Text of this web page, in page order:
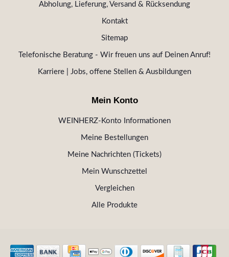
Abholung, Lieferung, Versand & Rücksendung
Kontakt
Sitemap
Telefonische Beratung - Wir freuen uns auf Deinen Anruf!
Karriere | Jobs, offene Stellen & Ausbildungen
Mein Konto
WEINHERZ-Konto Informationen
Meine Bestellungen
Meine Nachrichten (Tickets)
Mein Wunschzettel
Vergleichen
Alle Produkte